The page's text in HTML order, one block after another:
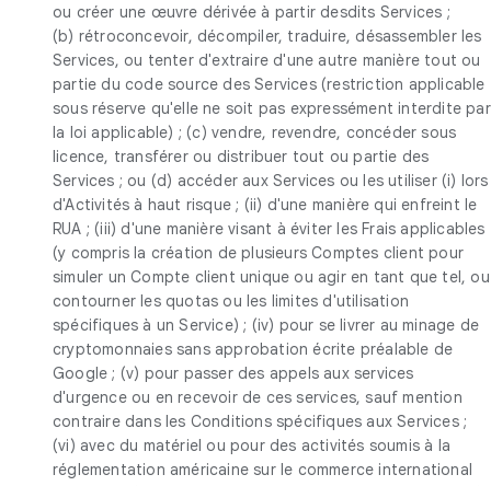
ou créer une œuvre dérivée à partir desdits Services ;
(b) rétroconcevoir, décompiler, traduire, désassembler les
Services, ou tenter d'extraire d'une autre manière tout ou
partie du code source des Services (restriction applicable
sous réserve qu'elle ne soit pas expressément interdite par
la loi applicable) ; (c) vendre, revendre, concéder sous
licence, transférer ou distribuer tout ou partie des
Services ; ou (d) accéder aux Services ou les utiliser (i) lors
d'Activités à haut risque ; (ii) d'une manière qui enfreint le
RUA ; (iii) d'une manière visant à éviter les Frais applicables
(y compris la création de plusieurs Comptes client pour
simuler un Compte client unique ou agir en tant que tel, ou
contourner les quotas ou les limites d'utilisation
spécifiques à un Service) ; (iv) pour se livrer au minage de
cryptomonnaies sans approbation écrite préalable de
Google ; (v) pour passer des appels aux services
d'urgence ou en recevoir de ces services, sauf mention
contraire dans les Conditions spécifiques aux Services ;
(vi) avec du matériel ou pour des activités soumis à la
réglementation américaine sur le commerce international